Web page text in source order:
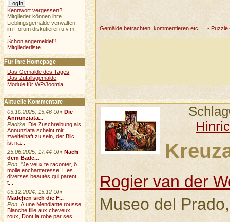
Gemälde betrachten, kommentieren etc. ... • Puzzle
Rogier van der
Museo del
Kennwort vergessen?
Mitglieder können ihre
Lieblingsgemälde verwalten,
im Forum diskutieren u.v.m.
Schon angemeldet?
Mitgliederliste
Für Ihre Homepage
Das Gemälde des Tages
Das Zufallsgemälde
Module für WP/Joomla
Aktuelle Kommentare
03.10.2025, 15:46 Uhr Die
Annunziata...
Radtke: Die Zuschreibung als
Annunziata scheint mir
zweifelhaft zu sein, der Blic
ist na...
25.06.2025, 17:44 Uhr Nach
dem Bade...
Ron:"Je veux te raconter, ô
molle enchanteresse! L es
diverses beautés qui parent
t...
05.12.2024, 15:12 Uhr
Mädchen sich die F...
Ron:À une Mendiante rousse
Blanche fille aux cheveux
roux, Dont la robe par ses...